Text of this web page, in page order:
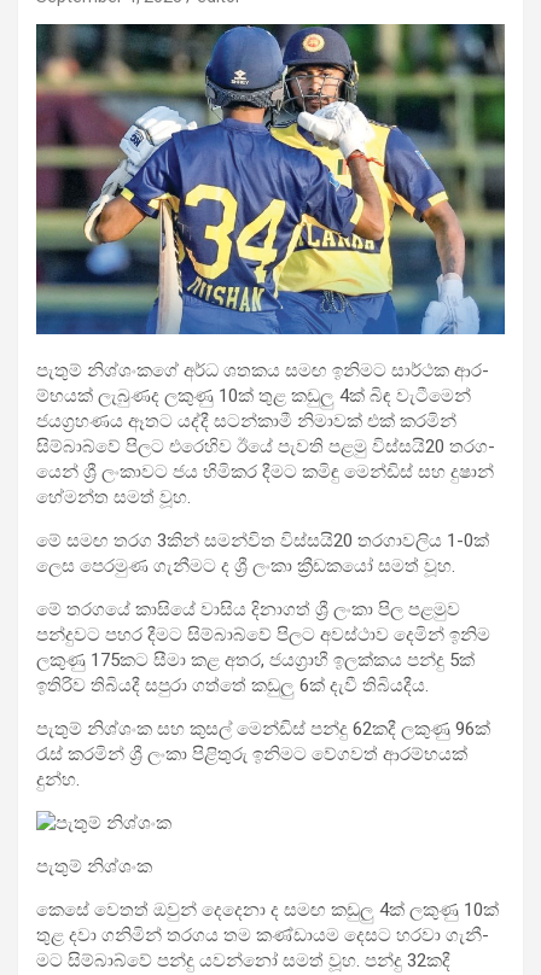
පැතුම් නිශ්ශං­කගේ අර්ධ ශත­කය සමඟ ඉනි­මට සාර්ථක ආර­
ම්භ­යක් ලැබු­ණද ලකුණු 10ක් තුළ කඩුලු 4ක් බිඳ වැටී­මෙන්
ජය­ග්‍ර­හණය ඈතට යද්දී සට­න්කාමී නිමා­වක් එක් කර­මින්
සිම්බාබ්වේ පිලට එරෙ­හිව ඊයේ පැවති පළමු විස්සයි20 තර­ග­
යෙන් ශ්‍රී ලංකා­වට ජය හිමි­කර දීමට කමිඳු මෙන්ඩිස් සහ දුෂාන්
හේමන්ත සමත් වූහ.
මේ සමඟ තරග 3කින් සම­න්විත විස්සයි20 තර­ගා­ව­ලිය 1-0ක්
ලෙස පෙර­මුණ ගැනී­මට ද ශ්‍රී ලංකා ක්‍රීඩ­කයෝ සමත් වූහ.
මේ තර­ගයේ කාසියේ වාසිය දිනා­ගත් ශ්‍රී ලංකා පිල පළමුව
පන්දු­වට පහර දීමට සිම්බාබ්වේ පිලට අව­ස්ථාව දෙමින් ඉනිම
ලකුණු 175කට සීමා කළ අතර, ජය­ග්‍රාහී ඉල­ක්කය පන්දු 5ක්
ඉති­රිව තිබි­යදී සපුරා ගත්තේ කඩුලු 6ක් දැවී තිබි­ය­දීය.
පැතුම් නිශ්ශංක සහ කුසල් මෙන්ඩිස් පන්දු 62කදී ලකුණු 96ක්
රැස් කර­මින් ශ්‍රී ලංකා පිළි­තුරු ඉනි­මට වේග­වත් ආර­ම්භ­යක්
දුන්හ.
පැතුම් නිශ්ශංක
කෙසේ වෙතත් ඔවුන් දෙදෙනා ද සමඟ කඩුලු 4ක් ලකුණු 10ක්
තුළ දවා ගනි­මින් තර­ගය තම කණ්ඩා­යම දෙසට හරවා ගැනී­
මට සිම්බාබ්වේ පන්දු යවන්නෝ සමත් වූහ. පන්දු 32කදී